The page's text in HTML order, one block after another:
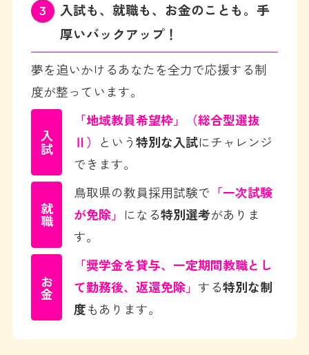
3
入試も、就職も、お金のことも。手
厚いバックアップ！
夢を追いかけるあなたを全力で応援する制
度が整っています。
入試
「地域教員希望枠」（総合型選抜
Ⅱ）
という特別な入試にチャレンジ
できます。
就職
鳥取県の教員採用試験で 「一次試験
が免除」 になる特別選考がありま
す。
お金
「奨学金を貸与、一定期間教職とし
て勤務後、返還免除」する特別な制
度もあります。